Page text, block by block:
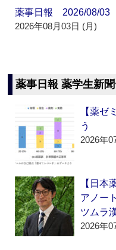
薬事日報 2026/08/03
2026年08月03日 (月)
薬事日報 薬学生新
【薬ゼ
う
2026年
【日本
アノー
ツムラ
2026年